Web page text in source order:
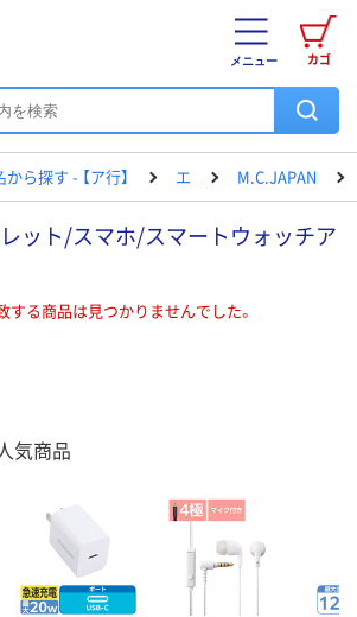
カゴ
メニュー
ら探す - 【ア行】 エ M.C.JAPAN
ット/スマホ/スマートウォッチア
する商品は見つかりませんでした。
気商品